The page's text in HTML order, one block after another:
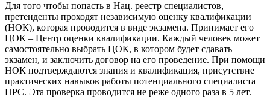
Для того чтобы попасть в Нац. реестр специалистов,
претенденты проходят независимую оценку квалификации
(НОК), которая проводится в виде экзамена. Принимает его
ЦОК – Центр оценки квалификации. Каждый человек может
самостоятельно выбрать ЦОК, в котором будет сдавать
экзамен, и заключить договор на его проведение. При помощи
НОК подтверждаются знания и квалификация, присутствие
практических навыков работы потенциального специалиста
НРС. Эта проверка проводится не реже одного раза в 5 лет.